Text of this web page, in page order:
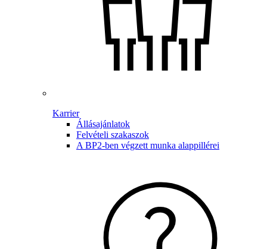
Karrier
Állásajánlatok
Felvételi szakaszok
A BP2-ben végzett munka alappillérei